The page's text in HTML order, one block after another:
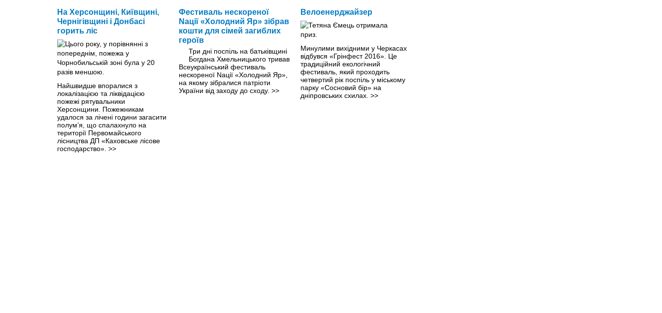
На Херсонщині, Київщині,
Чернігівщині і Донбасі
горить ліс
Найшвидше впоралися з
локалізацією та ліквідацією
пожежі рятувальники
Херсонщини. Пожежникам
удалося за лічені години загасити
полум’я, що спалахнуло на
території Первомайського
лісництва ДП «Каховське лісове
господарство». >>
Фестиваль нескореної
Nації «Холодний Яр» зібрав
кошти для сімей загиблих
героїв
Три дні поспіль на батьківщині
Богдана Хмельницького тривав
Всеукраїнський фестиваль
нескореної Nації «Холодний Яр»,
на якому зібралися патріоти
України від заходу до сходу. >>
Велоенерджайзер
Минулими вихiдними у Черкасах
відбувся «Грінфест 2016». Це
традиційний екологічний
фестиваль, який проходить
четвертий рік поспіль у міському
парку «Сосновий бір» на
дніпровських схилах. >>